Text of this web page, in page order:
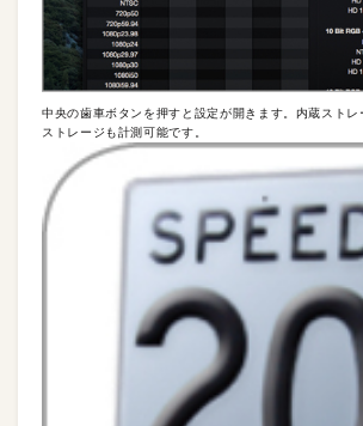
中央の歯車ボタンを押すと設定が開きます。内蔵ストレ
ストレージも計測可能です。